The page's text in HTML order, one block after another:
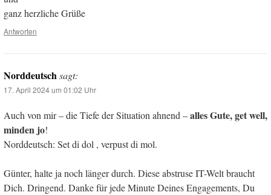
ganz herzliche Grüße
Antworten
Norddeutschsagt:
17. April 2024 um 01:02 Uhr
Auch von mir – die Tiefe der Situation ahnend –alles Gute, get well,
minden jo!
Norddeutsch: Set di dol , verpust di mol.
Günter, halte ja noch länger durch. Diese abstruse IT-Welt braucht
Dich. Dringend. Danke für jede Minute Deines Engagements, Du